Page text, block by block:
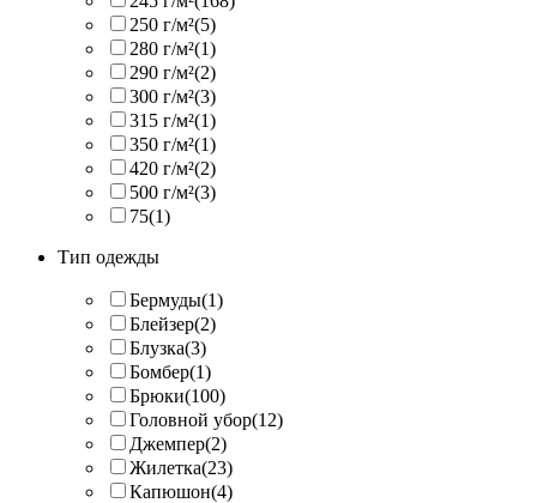
250 г/м²(5)
280 г/м²(1)
290 г/м²(2)
300 г/м²(3)
315 г/м²(1)
350 г/м²(1)
420 г/м²(2)
500 г/м²(3)
75(1)
Тип одежды
Бермуды(1)
Блейзер(2)
Блузка(3)
Бомбер(1)
Брюки(100)
Головной убор(12)
Джемпер(2)
Жилетка(23)
Капюшон(4)